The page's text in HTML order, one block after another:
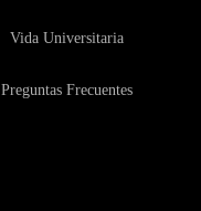
Vida Universitaria
Preguntas Frecuentes